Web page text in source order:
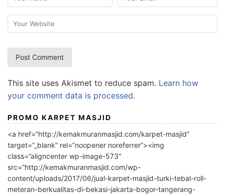
This site uses Akismet to reduce spam. Learn how
your comment data is processed.
PROMO KARPET MASJID
<a href=”http://kemakmuranmasjid.com/karpet-masjid”
target=”_blank” rel=”noopener noreferrer”><img
class=”aligncenter wp-image-573″
src=”http://kemakmuranmasjid.com/wp-
content/uploads/2017/06/jual-karpet-masjid-turki-tebal-roll-
meteran-berkualitas-di-bekasi-jakarta-bogor-tangerang-